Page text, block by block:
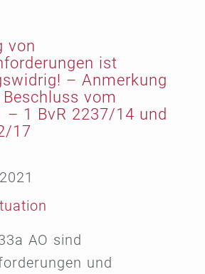
von
ist
– Anmerkung
Beschluss vom
– 1 BvR 2237/14 und
17
AO sind
und